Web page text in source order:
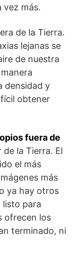
vez más.
de la Tierra.
lejanas se
de nuestra
densidad y
obtener
fuera de
la Tierra. El
el más
más
ya hay otros
listo para
ofrecen los
terminado, ni